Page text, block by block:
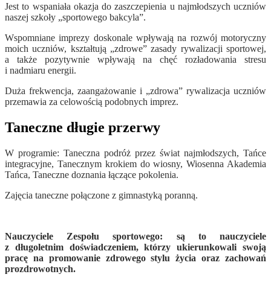
Jest to wspaniała okazja do zaszczepienia u najmłodszych uczniów
naszej szkoły „sportowego bakcyla”.
Wspomniane imprezy doskonale wpływają na rozwój motoryczny
moich uczniów, kształtują „zdrowe” zasady rywalizacji sportowej,
a także pozytywnie wpływają na chęć rozładowania stresu
i nadmiaru energii.
Duża frekwencja, zaangażowanie i „zdrowa” rywalizacja uczniów
przemawia za celowością podobnych imprez.
Taneczne długie przerwy
W programie: Taneczna podróż przez świat najmłodszych, Tańce
integracyjne, Tanecznym krokiem do wiosny, Wiosenna Akademia
Tańca, Taneczne doznania łączące pokolenia.
Zajęcia taneczne połączone z gimnastyką poranną.
Nauczyciele Zespołu sportowego: są to nauczyciele
z długoletnim doświadczeniem, którzy ukierunkowali swoją
pracę na promowanie zdrowego stylu życia oraz zachowań
prozdrowotnych.